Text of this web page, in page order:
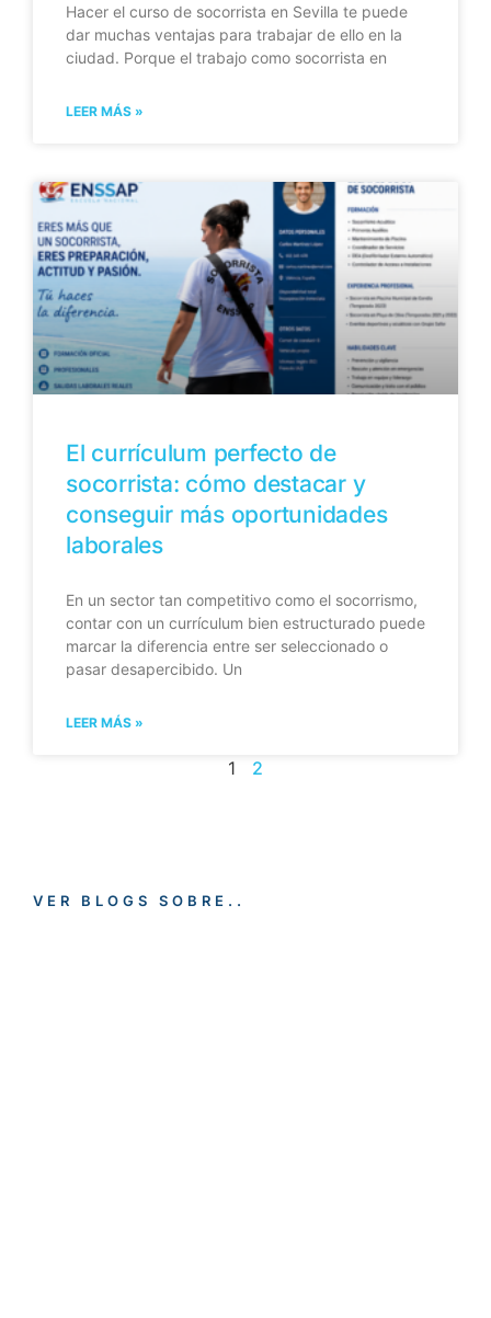
Hacer el curso de socorrista en Sevilla te puede
dar muchas ventajas para trabajar de ello en la
ciudad. Porque el trabajo como socorrista en
LEER MÁS »
El currículum perfecto de
socorrista: cómo destacar y
conseguir más oportunidades
laborales
En un sector tan competitivo como el socorrismo,
contar con un currículum bien estructurado puede
marcar la diferencia entre ser seleccionado o
pasar desapercibido. Un
LEER MÁS »
1 2
VER BLOGS SOBRE..